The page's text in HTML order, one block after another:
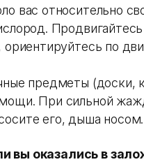
вас относительно
ориентируйтесь по
предметы (доски,
При сильной
его, дыша носом.
вы оказались в